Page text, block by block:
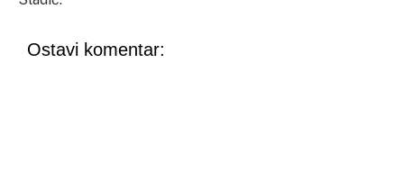
Ostavi komentar: